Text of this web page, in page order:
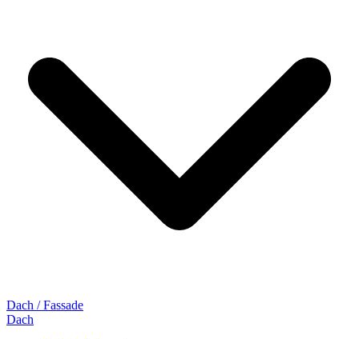
Dach / Fassade
Dach